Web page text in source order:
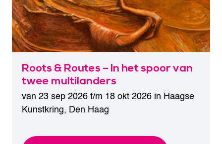
Roots & Routes – In het spoor van
twee multilanders
van 23 sep 2026 t/m 18 okt 2026 in Haagse
Kunstkring, Den Haag